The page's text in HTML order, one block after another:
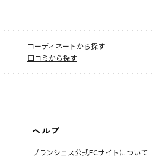
コーディネートから探す
口コミから探す
ヘルプ
ブランシェス公式ECサイトについて